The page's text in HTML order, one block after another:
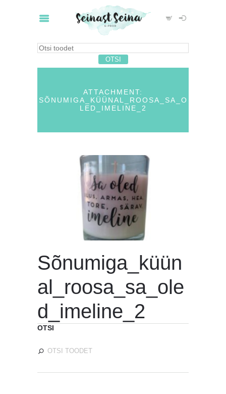
ATTACHMENT:
SÕNUMIGA_KÜÜNAL_ROOSA_SA_O
LED_IMELINE_2
Sõnumiga_küün
al_roosa_sa_ole
d_imeline_2
OTSI